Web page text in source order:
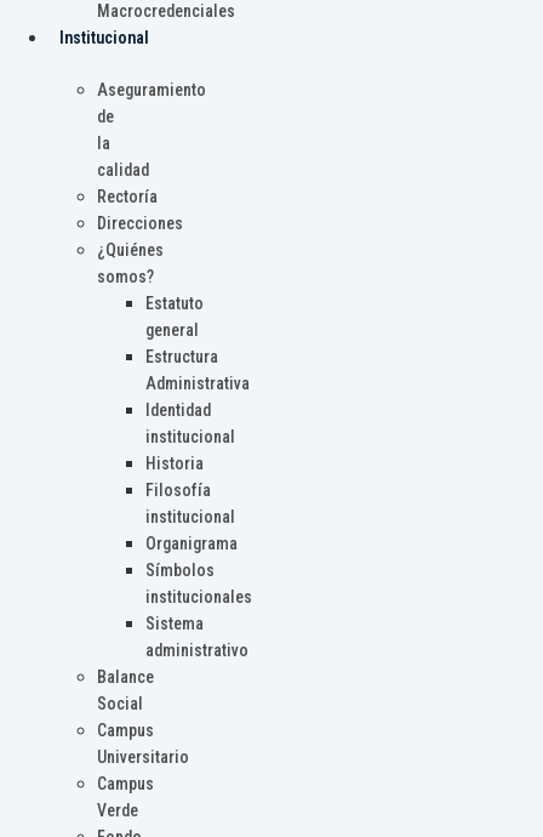
Macrocredenciales
Institucional
Aseguramiento
de
la
calidad
Rectoría
Direcciones
¿Quiénes
somos?
Estatuto
general
Estructura
Administrativa
Identidad
institucional
Historia
Filosofía
institucional
Organigrama
Símbolos
institucionales
Sistema
administrativo
Balance
Social
Campus
Universitario
Campus
Verde